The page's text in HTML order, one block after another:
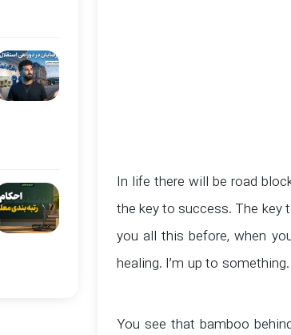
In life there will be road
the key to success. The key
you all this before, when
healing. I’m up to
You see that bamboo